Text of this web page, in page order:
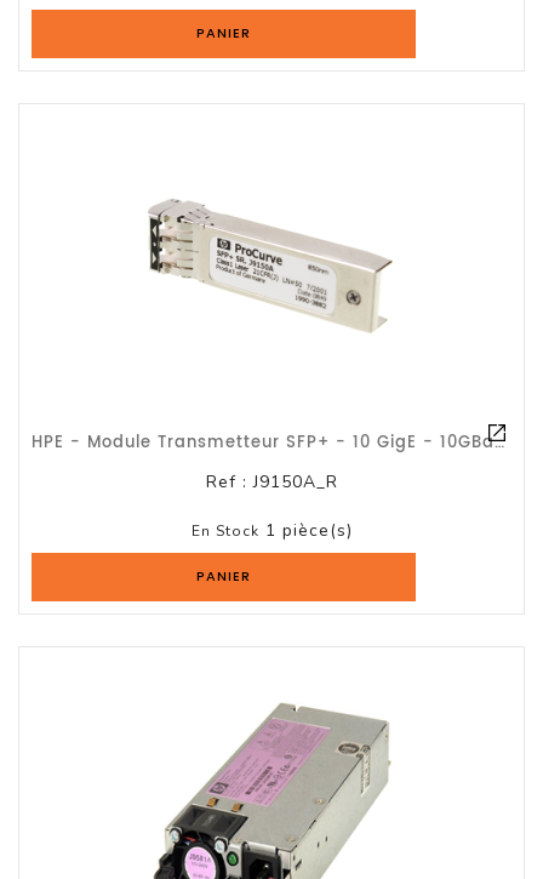
PANIER
HPE - Module Transmetteur SFP+ - 10 GigE - 10GBase-SR - LC/UPC Multimode - Jusqu
Ref :J9150A_R
En Stock 1 pièce(s)
PANIER